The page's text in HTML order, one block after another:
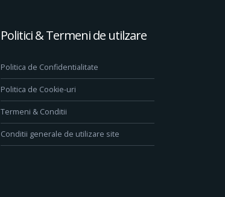
Politici & Termeni de utilzare
Politica de Confidentialitate
Politica de Cookie-uri
Termeni & Conditii
Conditii generale de utilizare site